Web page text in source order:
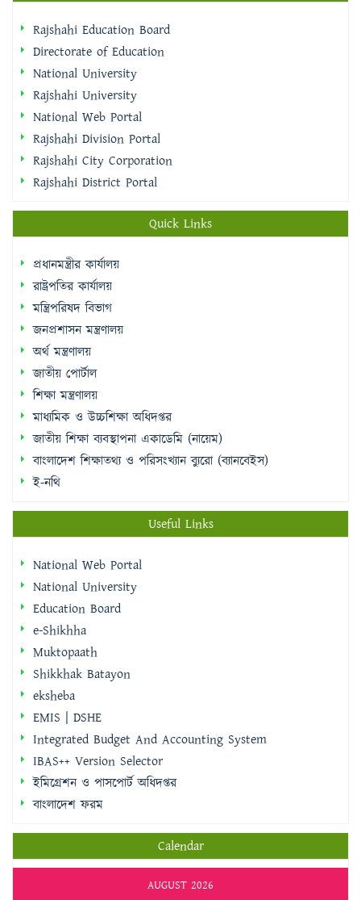
Rajshahi Education Board
Directorate of Education
National University
Rajshahi University
National Web Portal
Rajshahi Division Portal
Rajshahi City Corporation
Rajshahi District Portal
Quick Links
প্রধানমন্ত্রীর কার্যালয়
রাষ্ট্রপতির কার্যালয়
মন্ত্রিপরিষদ বিভাগ
জনপ্রশাসন মন্ত্রণালয়
অর্থ মন্ত্রণালয়
জাতীয় পোর্টাল
শিক্ষা মন্ত্রণালয়
মাধ্যমিক ও উচ্চশিক্ষা অধিদপ্তর
জাতীয় শিক্ষা ব্যবস্থাপনা একাডেমি (নায়েম)
বাংলাদেশ শিক্ষাতথ্য ও পরিসংখ্যান ব্যুরো (ব্যানবেইস)
ই-নথি
Useful Links
National Web Portal
National University
Education Board
e-Shikhha
Muktopaath
Shikkhak Batayon
eksheba
EMIS | DSHE
Integrated Budget And Accounting System
IBAS++ Version Selector
ইমিগ্রেশন ও পাসপোর্ট অধিদপ্তর
বাংলাদেশ ফরম
Calendar
AUGUST 2026